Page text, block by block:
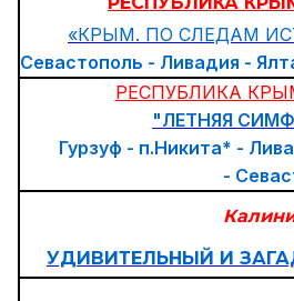
«КРЫМ. ПО СЛЕДАМ
Севастополь - Ливадия -
РЕСПУБЛИКА
"ЛЕТНЯЯ
Гурзуф - п.Никита* -
-
УДИВИТЕЛЬНЫЙ И